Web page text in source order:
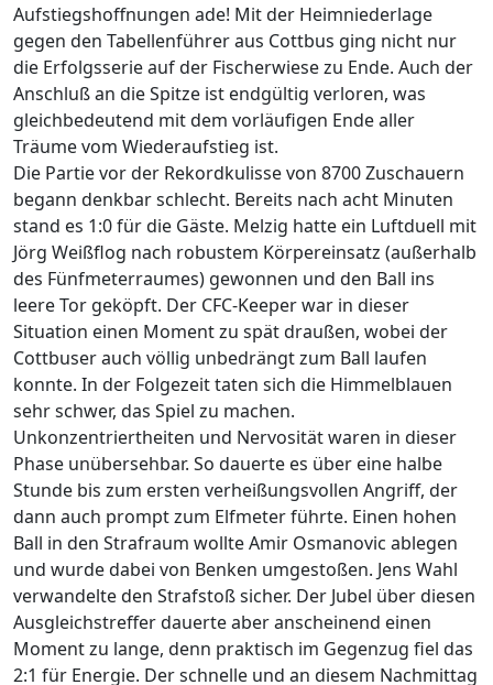
Aufstiegshoffnungen ade! Mit der Heimniederlage
gegen den Tabellenführer aus Cottbus ging nicht nur
die Erfolgsserie auf der Fischerwiese zu Ende. Auch der
Anschluß an die Spitze ist endgültig verloren, was
gleichbedeutend mit dem vorläufigen Ende aller
Träume vom Wiederaufstieg ist.
Die Partie vor der Rekordkulisse von 8700 Zuschauern
begann denkbar schlecht. Bereits nach acht Minuten
stand es 1:0 für die Gäste. Melzig hatte ein Luftduell mit
Jörg Weißflog nach robustem Körpereinsatz (außerhalb
des Fünfmeterraumes) gewonnen und den Ball ins
leere Tor geköpft. Der CFC-Keeper war in dieser
Situation einen Moment zu spät draußen, wobei der
Cottbuser auch völlig unbedrängt zum Ball laufen
konnte. In der Folgezeit taten sich die Himmelblauen
sehr schwer, das Spiel zu machen.
Unkonzentriertheiten und Nervosität waren in dieser
Phase unübersehbar. So dauerte es über eine halbe
Stunde bis zum ersten verheißungsvollen Angriff, der
dann auch prompt zum Elfmeter führte. Einen hohen
Ball in den Strafraum wollte Amir Osmanovic ablegen
und wurde dabei von Benken umgestoßen. Jens Wahl
verwandelte den Strafstoß sicher. Der Jubel über diesen
Ausgleichstreffer dauerte aber anscheinend einen
Moment zu lange, denn praktisch im Gegenzug fiel das
2:1 für Energie. Der schnelle und an diesem Nachmittag